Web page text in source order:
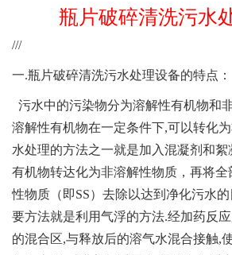
瓶片破碎清洗污水
///
一.瓶片破碎清洗污水处理设备的特点：
污水中的污染物分为溶解性有机物和
溶解性有机物在一定条件下,可以转化
水处理的方法之一就是加入混凝剂和
有机物转达化为非溶解性物质，再将
性物质（即SS）去除以达到净化污水
要方法就是利用气浮的方法.经加药反
的混合区,与释放后的溶气水混合接触,